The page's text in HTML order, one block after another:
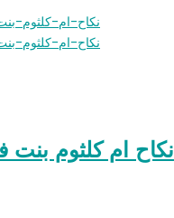
نکاح ام کلثوم